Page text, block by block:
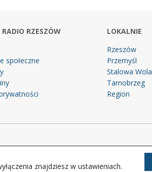
RADIO RZESZÓW
społeczne
LOKALNIE
Rzeszów
Przemyśl
Stalowa Wola
Tarnobrzeg
Region
znajdziesz w ustawieniach.